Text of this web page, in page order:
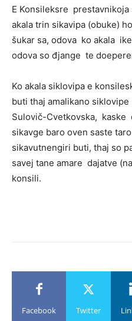
E Konsileksre
akala trin sikavipa (obuke)
šukar sa, odova ko akala
odova so đjange te
Ko akala siklovipa e
buti thaj amalikano
Sulovič-Cvetkovska, kaske
sikavge baro oven saste
sikavutnengiri buti, thaj so
savej tane amare dajatve
konsili.
Facebook Twitter